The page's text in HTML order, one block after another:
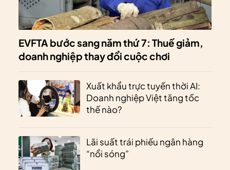
EVFTA bước sang năm thứ 7: Thuế giảm,
doanh nghiệp thay đổi cuộc chơi
Xuất khẩu trực tuyến thời AI:
Doanh nghiệp Việt tăng tốc
thế nào?
Lãi suất trái phiếu ngân hàng
“nổi sóng”